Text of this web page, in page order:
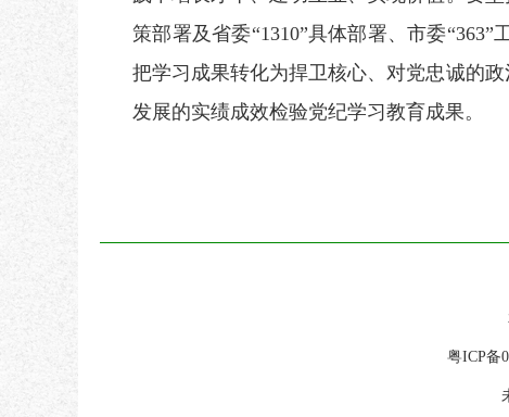
策部署及省委“1310”具体部署、市委
把学习成果转化为捍卫核心、对党忠诚的
发展的实绩成效检验党纪学习教育成果。
粤ICP备